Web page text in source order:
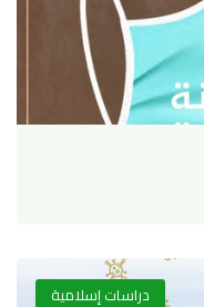
دراسات إسلامية